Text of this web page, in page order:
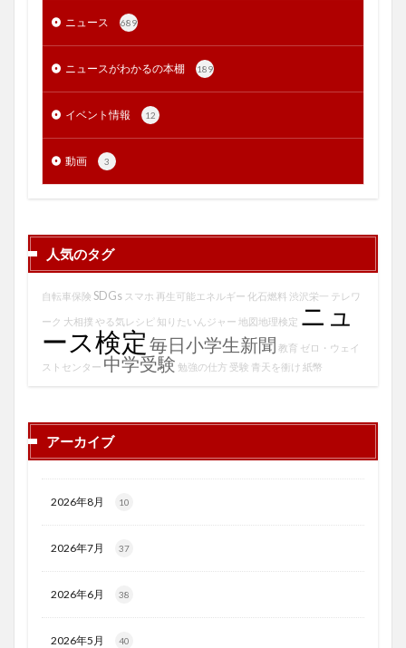
ニュース 689
ニュースがわかるの本棚 189
イベント情報 12
動画 3
人気のタグ
自転車保険 SDGs スマホ 再生可能エネルギー 化石燃料 渋沢栄一 テレワ
ーク 大相撲 やる気レシピ 知りたいんジャー 地図地理検定 ニュ
ース検定 毎日小学生新聞 教育 ゼロ・ウェイ
ストセンター 中学受験 勉強の仕方 受験 青天を衝け 紙幣
アーカイブ
2026年8月 10
2026年7月 37
2026年6月 38
2026年5月 40